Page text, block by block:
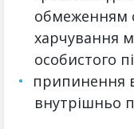
обмеженням
харчування
особистого
припинення
внутрішньо